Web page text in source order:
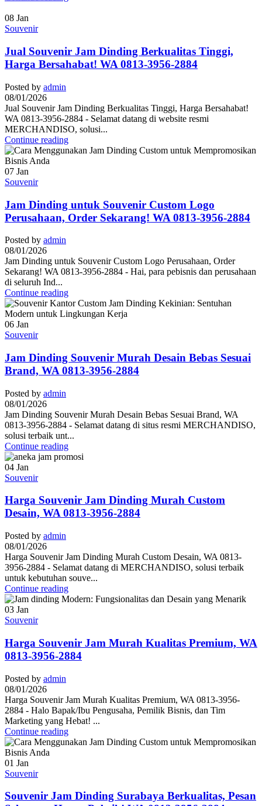
08 Jan
Souvenir
Jual Souvenir Jam Dinding Berkualitas Tinggi,
Harga Bersahabat! WA 0813-3956-2884
Posted by admin
08/01/2026
Jual Souvenir Jam Dinding Berkualitas Tinggi, Harga Bersahabat!
WA 0813-3956-2884 - Selamat datang di website resmi
MERCHANDISO, solusi...
Continue reading
07 Jan
Souvenir
Jam Dinding untuk Souvenir Custom Logo
Perusahaan, Order Sekarang! WA 0813-3956-2884
Posted by admin
08/01/2026
Jam Dinding untuk Souvenir Custom Logo Perusahaan, Order
Sekarang! WA 0813-3956-2884 - Hai, para pebisnis dan perusahaan
di seluruh Ind...
Continue reading
06 Jan
Souvenir
Jam Dinding Souvenir Murah Desain Bebas Sesuai
Brand, WA 0813-3956-2884
Posted by admin
08/01/2026
Jam Dinding Souvenir Murah Desain Bebas Sesuai Brand, WA
0813-3956-2884 - Selamat datang di situs resmi MERCHANDISO,
solusi terbaik unt...
Continue reading
04 Jan
Souvenir
Harga Souvenir Jam Dinding Murah Custom
Desain, WA 0813-3956-2884
Posted by admin
08/01/2026
Harga Souvenir Jam Dinding Murah Custom Desain, WA 0813-
3956-2884 - Selamat datang di MERCHANDISO, solusi terbaik
untuk kebutuhan souve...
Continue reading
03 Jan
Souvenir
Harga Souvenir Jam Murah Kualitas Premium, WA
0813-3956-2884
Posted by admin
08/01/2026
Harga Souvenir Jam Murah Kualitas Premium, WA 0813-3956-
2884 - Halo Bapak/Ibu Pengusaha, Pemilik Bisnis, dan Tim
Marketing yang Hebat! ...
Continue reading
01 Jan
Souvenir
Souvenir Jam Dinding Surabaya Berkualitas, Pesan